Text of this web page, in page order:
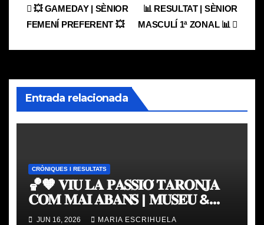
Navegación
📊 RESULTAT | SÈNIOR
MASCULÍ 1ª ZONAL 📊
💥 GAMEDAY | SÈNIOR
FEMENÍ PREFERENT 💥
Entrada relacionada
CRÒNIQUES I RESULTATS
🏀🧡 𝐕𝐈𝐔 𝐋𝐀 𝐏𝐀𝐒𝐒𝐈𝐎́ 𝐓𝐀𝐑𝐎𝐍𝐉𝐀
𝐂𝐎𝐌 𝐌𝐀𝐈 𝐀𝐁𝐀𝐍𝐒 | 𝐌𝐔𝐒𝐄𝐔 &
𝐓𝐎𝐔𝐑 𝐕𝐀𝐋𝐄𝐍𝐂𝐈𝐀 𝐁𝐀𝐒𝐊𝐄𝐓
JUN 16, 2026 MARIA ESCRIHUELA